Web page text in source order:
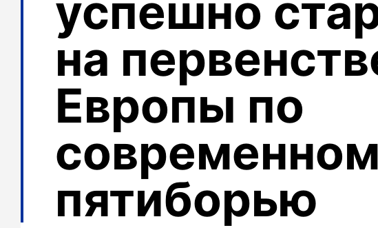
успешно
на
Европы по
пятиборью